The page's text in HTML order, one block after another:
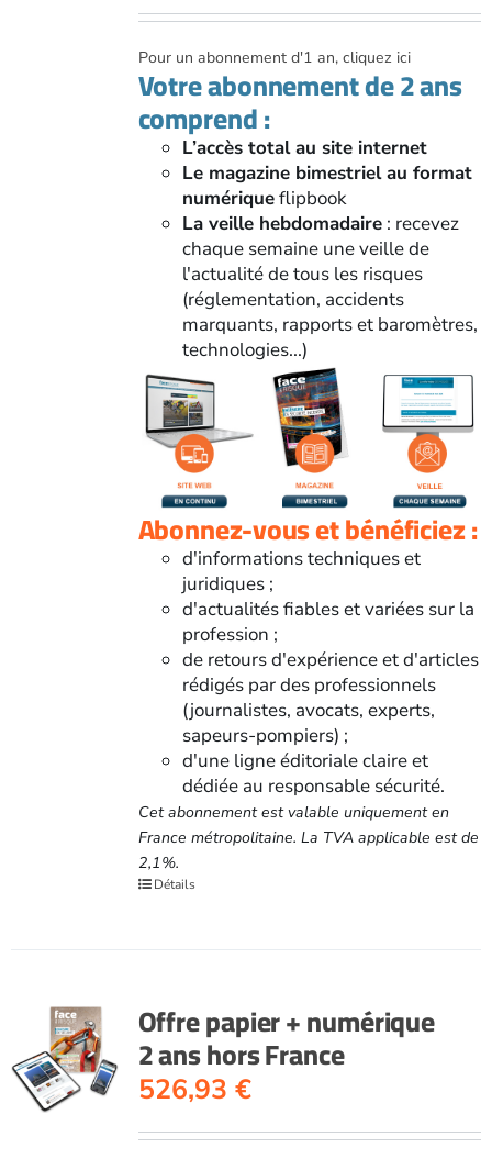
Pour un abonnement d'1 an, cliquez ici
Votre abonnement de 2 ans
comprend :
L’accès total au site internet
Le magazine bimestriel au format
numériqueflipbook
La veille hebdomadaire: recevez
chaque semaine une veille de
l'actualité de tous les risques
(réglementation, accidents
marquants, rapports et baromètres,
technologies...)
Abonnez-vous et bénéficiez :
d'informations techniques et
juridiques ;
d'actualités fiables et variées sur la
profession ;
de retours d'expérience et d'articles
rédigés par des professionnels
(journalistes, avocats, experts,
sapeurs-pompiers) ;
d'une ligne éditoriale claire et
dédiée au responsable sécurité.
Cet abonnement est valable uniquement en
France métropolitaine. La TVA applicable est de
2,1%.
Détails
Offre papier + numérique
2 ans hors France
526,93 €